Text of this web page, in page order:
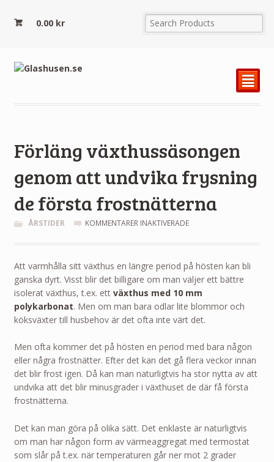
0.00 kr
²
Förläng växthussäsongen
genom att undvika frysning
de första frostnätterna
ÅRSTIDER KOMMENTARER INAKTIVERADEFÖR
VÄXTHUSSÄSONGEN
ATT
UNDVIKA
FRYSNING
DE
FÖRSTA
FROSTNÄTTERNA
Att varmhålla sitt växthus en längre period på hösten kan bli
ganska dyrt. Visst blir det billigare om man väljer ett bättre
isolerat växthus, t.ex. ett växthus med 10 mm
polykarbonat. Men om man bara odlar lite blommor och
köksväxter till husbehov är det ofta inte värt det.
Men ofta kommer det på hösten en period med bara någon
eller några frostnätter. Efter det kan det gå flera veckor innan
det blir frost igen. Då kan man naturligtvis ha stor nytta av att
undvika att det blir minusgrader i växthuset de där få första
frostnätterna.
Det kan man göra på olika sätt. Det enklaste är naturligtvis
om man har någon form av värmeaggregat med termostat
som slår på t.ex. när temperaturen går ner mot 2 grader